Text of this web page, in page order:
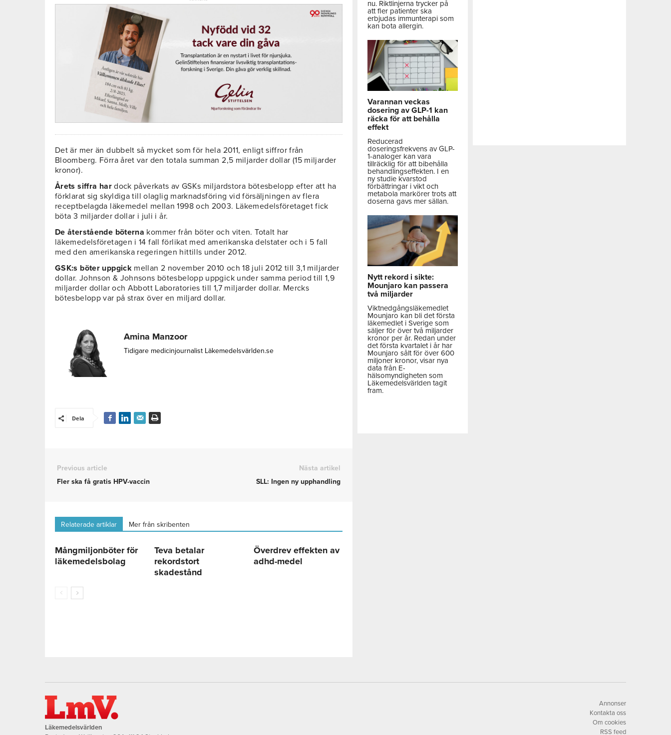
Det är mer än dubbelt så mycket som för hela 2011, enligt siffror från
Bloomberg. Förra året var den totala summan 2,5 miljarder dollar (15 miljarder
kronor).
Årets siffra hardock påverkats av GSKs miljardstora bötesbelopp efter att ha
förklarat sig skyldiga till olaglig marknadsföring vid försäljningen av flera
receptbelagda läkemedel mellan 1998 och 2003. Läkemedelsföretaget fick
böta 3 miljarder dollar i juli i år.
De återstående böterna kommer från böter och viten. Totalt har
läkemedelsföretagen i 14 fall förlikat med amerikanska delstater och i 5 fall
med den amerikanska regeringen hittills under 2012.
GSK:s böter uppgick mellan 2 november 2010 och 18 juli 2012 till 3,1 miljarder
dollar. Johnson & Johnsons bötesbelopp uppgick under samma period till 1,9
miljarder dollar och Abbott Laboratories till 1,7 miljarder dollar. Mercks
bötesbelopp var på strax över en miljard dollar.
Amina Manzoor
Tidigare medicinjournalist Läkemedelsvärlden.se
Dela
Previous article
Fler ska få gratis HPV-vaccin
Nästa artikel
SLL: Ingen ny upphandling
Relaterade artiklar Mer från skribenten
Mångmiljonböter för
läkemedelsbolag
Teva betalar
rekordstort
skadestånd
Överdrev effekten av
adhd-medel
nu. Riktlinjerna trycker på
att fler patienter ska
erbjudas immunterapi som
kan bota allergin.
Varannan veckas
dosering av GLP-1 kan
räcka för att behålla
effekt
Reducerad
doseringsfrekvens av GLP-
1-analoger kan vara
tillräcklig för att bibehålla
behandlingseffekten. I en
ny studie kvarstod
förbättringar i vikt och
metabola markörer trots att
doserna gavs mer sällan.
Nytt rekord i sikte:
Mounjaro kan passera
två miljarder
Viktnedgångsläkemedlet
Mounjaro kan bli det första
läkemedlet i Sverige som
säljer för över två miljarder
kronor per år. Redan under
det första kvartalet i år har
Mounjaro sålt för över 600
miljoner kronor, visar nya
data från E-
hälsomyndigheten som
Läkemedelsvärlden tagit
fram.
Läkemedelsvärlden
Annonser
Kontakta oss
Om cookies
RSS feed